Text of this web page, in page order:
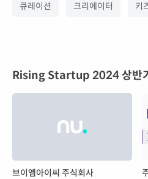
큐레이션 크리에이터 키
Rising Startup 2024 상반기
브이엠아이씨 주식회사